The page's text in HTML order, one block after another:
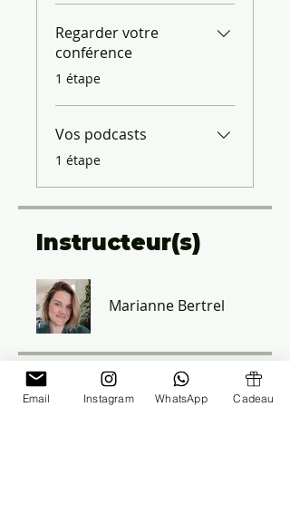
Regarder votre
conférence
.1 étape
Vos podcasts
.1 étape
Instructeur(s)
Marianne Bertrel
Prix
Email Instagram WhatsApp Cadeau